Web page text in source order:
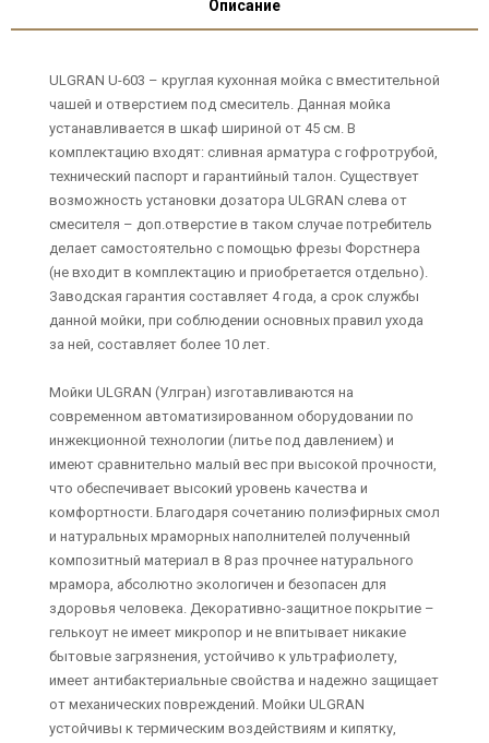
Описание
ULGRAN U-603 – круглая кухонная мойка с вместительной
чашей и отверстием под смеситель. Данная мойка
устанавливается в шкаф шириной от 45 см. В
комплектацию входят: сливная арматура с гофротрубой,
технический паспорт и гарантийный талон. Существует
возможность установки дозатора ULGRAN слева от
смесителя – доп.отверстие в таком случае потребитель
делает самостоятельно с помощью фрезы Форстнера
(не входит в комплектацию и приобретается отдельно).
Заводская гарантия составляет 4 года, а срок службы
данной мойки, при соблюдении основных правил ухода
за ней, составляет более 10 лет.
Мойки ULGRAN (Улгран) изготавливаются на
современном автоматизированном оборудовании по
инжекционной технологии (литье под давлением) и
имеют сравнительно малый вес при высокой прочности,
что обеспечивает высокий уровень качества и
комфортности. Благодаря сочетанию полиэфирных смол
и натуральных мраморных наполнителей полученный
композитный материал в 8 раз прочнее натурального
мрамора, абсолютно экологичен и безопасен для
здоровья человека. Декоративно-защитное покрытие –
гелькоут не имеет микропор и не впитывает никакие
бытовые загрязнения, устойчиво к ультрафиолету,
имеет антибактериальные свойства и надежно защищает
от механических повреждений. Мойки ULGRAN
устойчивы к термическим воздействиям и кипятку,